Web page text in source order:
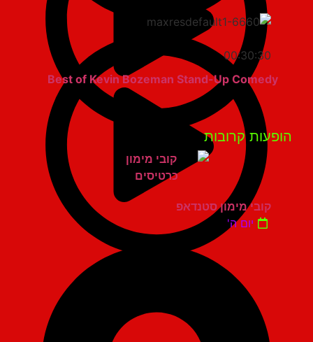
00:30:30
Best of Kevin Bozeman Stand-Up Comedy
קרובות
קובי מימון סטנדאפ
יום ה'